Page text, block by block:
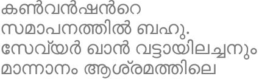
കൺവൻഷൻറെ
സമാപനത്തിൽ ബഹു.
സേവ്യർ ഖാൻ വട്ടായിലച്ചനും
മാന്നാനം ആശ്രമത്തിലെ